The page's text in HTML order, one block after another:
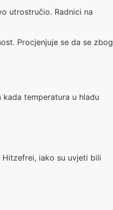
utrostručio. Radnici na
Procjenjuje se da se zbog
temperatura u hladu
iako su uvjeti bili